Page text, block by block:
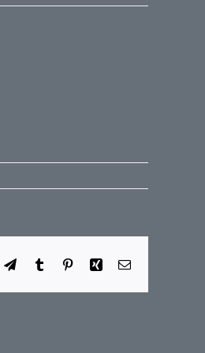
TelegramTumblr PinterestXing E-